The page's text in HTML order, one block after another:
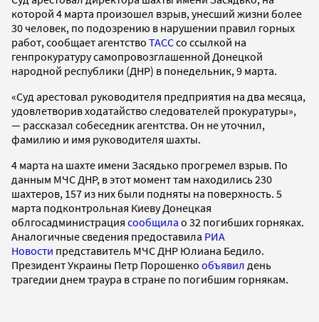
которой 4 марта произошел взрыв, унесший жизни более
30 человек, по подозрению в нарушении правил горных
работ, сообщает агентство ТАССсо ссылкой на
генпрокуратуру самопровозглашенной Донецкой
народной республики (ДНР) в понедельник, 9 марта.
«Суд арестовал руководителя предприятия на два месяца,
удовлетворив ходатайство следователей прокуратуры»,
— рассказал собеседник агентства. Он не уточнил,
фамилию и имя руководителя шахты.
4 марта на шахте имени Засядько прогремел взрыв. По
данным МЧС ДНР, в этот момент там находились 230
шахтеров, 157 из них были подняты на поверхность. 5
марта подконтрольная Киеву Донецкая
облгосадминистрация сообщила о 32 погибших горняках.
Аналогичные сведения предоставила РИА
Новости представитель МЧС ДНР Юлиана Бедило.
Президент Украины Петр Порошенко объявил день
трагедии днем траура в стране по погибшим горнякам.